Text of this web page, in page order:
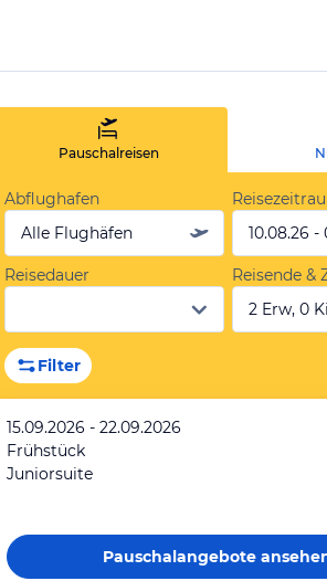
Pauschalreisen
Abflughafen
Alle Flughäfen
10.08.26 -
Reisedauer
Reisende &
2 Erw, 0
Filter
15.09.2026 - 22.09.2026
Frühstück
Juniorsuite
Pauschalangebote